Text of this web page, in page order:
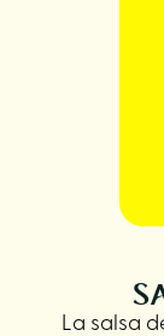
La salsa